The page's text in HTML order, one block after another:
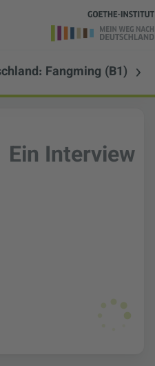
Fangming (B1)
Ein Interview